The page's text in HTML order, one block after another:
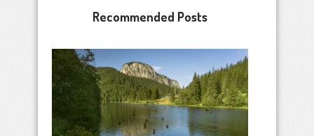
Recommended Posts